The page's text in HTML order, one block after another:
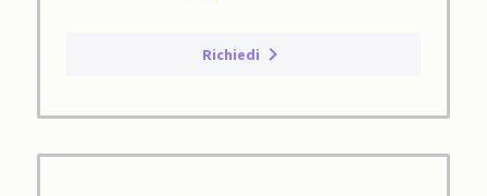
Richiedi